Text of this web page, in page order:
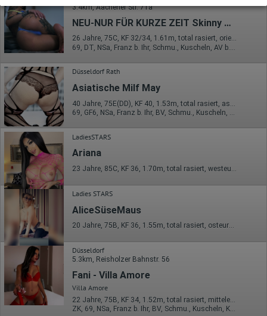
https://developers.google.com/analytics/devguides/collectio
n/analyticsjs/cookie-usage?
hl=de#gtagjs_google_analytics_4_-_cookie_usage
Herausgeber:
Google Ireland Limited
Erhobene Daten:
Die erzeugten Informationen über die Benutzung unserer
Webseiten sowie die von dem Browser übermittelte IP-Adresse
werden übertragen und gespeichert. Dabei können aus den
verarbeiteten Daten pseudonyme Nutzungsprofile der Nutzer
erstellt werden. Diese Informationen wird Google gegebenenfalls
auch an Dritte übertragen, sofern dies gesetzlich
vorgeschrieben wird oder, soweit Dritte diese Daten im Auftrag
von Google verarbeiten. Die IP-Adresse der Nutzer wird von
Google innerhalb von Mitgliedstaaten der Europäischen Union
oder in anderen Vertragsstaaten des Abkommens über den
Europäischen Wirtschaftsraum gekürzt, dies bedeutet, dass alle
Daten anonym erhoben werden. Nur in Ausnahmefällen wird die
volle IP-Adresse an einen Server von Google in den USA
übertragen und dort gekürzt. Die von dem Browser des Nutzers
übermittelte IP-Adresse wird nicht mit anderen Daten von Google
zusammengeführt.
Erhobene Informationen zum Besucherverhalten sind folgende:
Herkunft (Land und Stadt)
Sprache
Betriebssystem
Gerät (PC, Tablet-PC oder Smartphone)
Browser und alle verwendeten Add-ons
Auflösung des Computers
3.4km, Aachener Str. 71a
NEU-NUR FÜR KURZE ZEIT Skinny Girl 18+ Gizem
26 Jahre, 75C, KF 32/34, 1.61m, total rasiert, orientalisch
Düsseldorf Rath
Asiatische Milf May
69, GF6, NSa, Franz b. Ihr, BV, Schmu., Kuscheln, Körperküs.
LadiesSTARS
Ariana
23 Jahre, 85C, KF 36, 1.70m, total rasiert, westeuropäisch
Ladies STARS
AliceSüseMaus
20 Jahre, 75B, KF 36, 1.55m, total rasiert, osteuropäisch
Düsseldorf
5.3km, Reisholzer Bahnstr. 56
Fani - Villa Amore
Villa Amore
ZK, 69, NSa, Franz b. Ihr, BV, Schmu., Kuscheln, Körperküs.